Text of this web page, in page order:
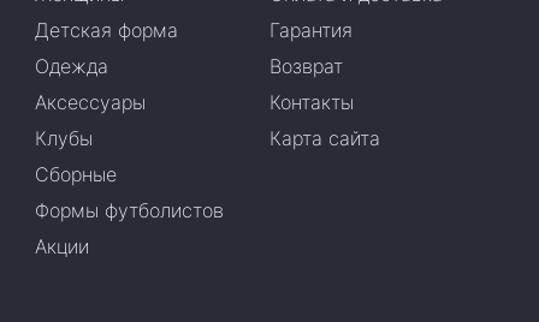
Детская форма
Одежда
Аксессуары
Клубы
Сборные
Формы футболистов
Акции
Гарантия
Возврат
Контакты
Карта сайта